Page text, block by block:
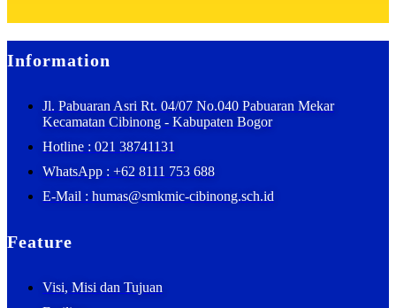
Information
Jl. Pabuaran Asri Rt. 04/07 No.040 Pabuaran Mekar
Kecamatan Cibinong - Kabupaten Bogor
Hotline : 021 38741131
WhatsApp : +62 8111 753 688
E-Mail : humas@smkmic-cibinong.sch.id
Feature
Visi, Misi dan Tujuan